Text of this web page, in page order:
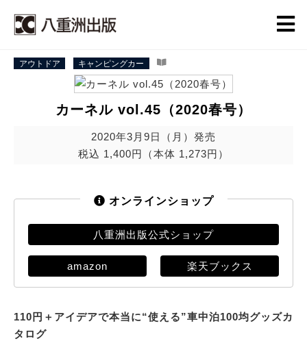
アウトドア キャンピングカー
カーネル vol.45（2020春号）
2020年3月9日（月）発売
税込 1,400円（本体 1,273円）
オンラインショップ
八重洲出版公式ショップ
amazon 楽天ブックス
110円＋アイデアで本当に“使える”車中泊100均グッズカ
タログ